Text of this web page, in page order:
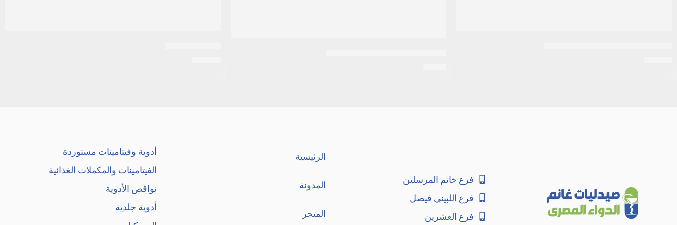
فرع خاتم المرسلين
فرع اللبيني فيصل
فرع العشرين
الرئيسية
المدونة
المتجر
أدوية وفيتامينات مستوردة
الفيتامينات والمكملات الغذائية
نواقص الأدوية
أدوية جلدية